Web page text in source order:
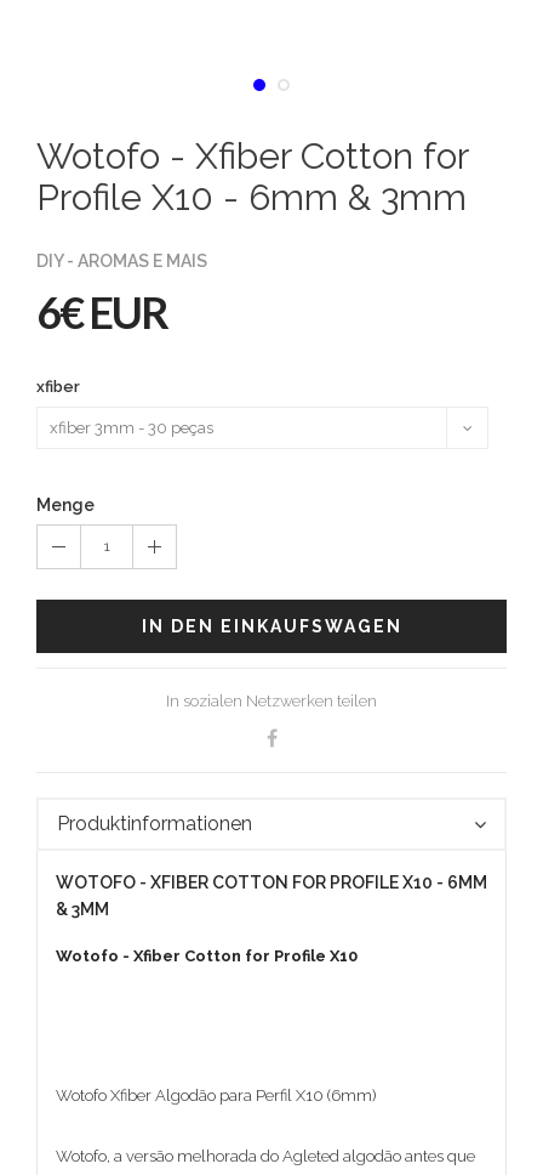
Wotofo - Xfiber Cotton for
Profile X10 - 6mm & 3mm
DIY - AROMAS E MAIS
6€ EUR
xfiber
Menge
1
IN DEN EINKAUFSWAGEN
In sozialen Netzwerken teilen
Produktinformationen
WOTOFO - XFIBER COTTON FOR PROFILE X10 - 6MM
& 3MM
Wotofo - Xfiber Cotton for Profile X10
Wotofo Xfiber Algodão para Perfil X10 (6mm)
Wotofo, a versão melhorada do Agleted algodão antes que